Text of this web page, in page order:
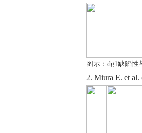
图示：dg1缺陷
2. Miura E. et al.